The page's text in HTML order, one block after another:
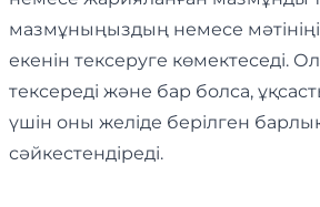
мазмұныңыздың немесе
екенін тексеруге көмектеседі. Ол
тексереді және бар болса,
үшін оны желіде берілген
сәйкестендіреді.